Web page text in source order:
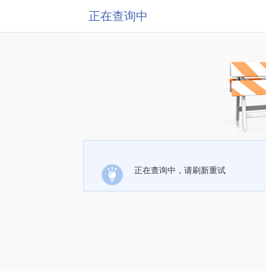
正在查询中
正在查询中，请刷新重试